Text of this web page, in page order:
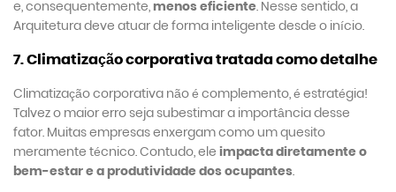
e, consequentemente, menos eficiente. Nesse sentido, a
Arquitetura deve atuar de forma inteligente desde o início.
7. Climatização corporativa tratada como detalhe
Climatização corporativa não é complemento, é estratégia!
Talvez o maior erro seja subestimar a importância desse
fator. Muitas empresas enxergam como um quesito
meramente técnico. Contudo, ele impacta diretamente o
bem-estar e a produtividade dos ocupantes.